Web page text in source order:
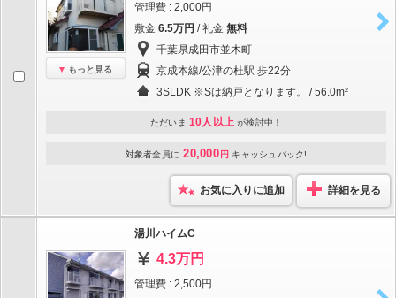
もっと見る
管理費 : 2,000円
敷金 6.5万円 / 礼金 無料
千葉県成田市並木町
京成本線/公津の杜駅 歩22分
3SLDK ※Sは納戸となります。 / 56.0m²
ただいま 10人以上 が検討中！
対象者全員に 20,000 円 キャッシュバック!
お気に入りに追加 詳細を見る
湯川ハイムC
4.3万円
管理費 : 2,500円